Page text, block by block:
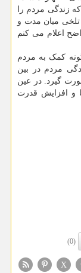
زندگی مردم را
تلخی میان مدت و
اعلام می کنم
کمک به مردم
مردم در بین
گیرد. در عین
و افزایش قدرت
(0)
X